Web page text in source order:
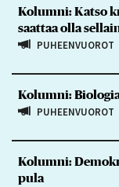
Kolumni: Katso
saattaa olla
PUHEENVUOROT
Kolumni:
PUHEENVUOROT
Kolumni:
pula